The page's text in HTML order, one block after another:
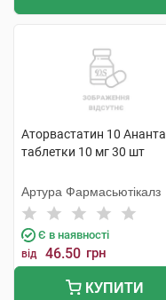
Аторвастатин 10 Ананта
таблетки 10 мг 30 шт
Артура Фармасьютікалз
Є в наявності
від 46.50 грн
КУПИТИ